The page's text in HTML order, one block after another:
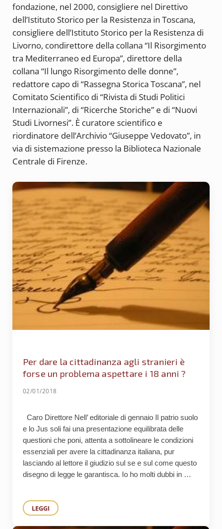
fondazione, nel 2000, consigliere nel Direttivo
dell’Istituto Storico per la Resistenza in Toscana,
consigliere dell’Istituto Storico per la Resistenza di
Livorno, condirettore della collana “Il Risorgimento
tra Mediterraneo ed Europa”, direttore della
collana “Il lungo Risorgimento delle donne”,
redattore capo di “Rassegna Storica Toscana”, nel
Comitato Scientifico di “Rivista di Studi Politici
Internazionali”, di “Ricerche Storiche” e di “Nuovi
Studi Livornesi”. È curatore scientifico e
riordinatore dell’Archivio “Giuseppe Vedovato”, in
via di sistemazione presso la Biblioteca Nazionale
Centrale di Firenze.
Per dare la cittadinanza agli stranieri è
forse un problema aspettare i 18 anni ?
02/01/2018
Caro Direttore Nell’ editoriale di gennaio Il patrio suolo
e lo Jus soli fai una presentazione equilibrata delle
questioni che poni, attenta a sottolineare le condizioni
essenziali per avere la cittadinanza italiana, pur
lasciando al lettore il giudizio sul se e sul come questo
disegno di legge le garantisca. Io ho molti dubbi in …
LEGGI
PER DARE LA CITTADINANZA AGLI STRANIERI È FORSE